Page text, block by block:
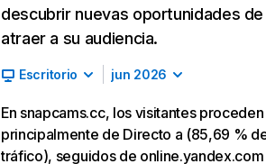
descubrir nuevas oportunidades de
atraer a su audiencia.
Escritorio jun 2026
En snapcams.cc, los visitantes proceden
principalmente de Directo a (85,69 %
tráfico), seguidos de online.yandex.com